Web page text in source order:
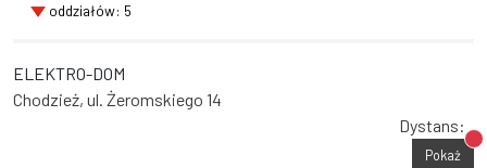
oddziałów: 5
ELEKTRO-DOM
Chodzież, ul. Żeromskiego 14
Dystans:
Pokaż